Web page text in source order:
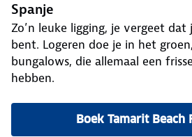
Spanje
Zo’n leuke ligging, je vergeet
bent. Logeren doe je in het
bungalows, die allemaal een
hebben.
Boek Tamarit Beach